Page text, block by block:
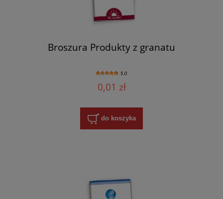
Broszura Produkty z granatu
5.0
0,01 zł
do koszyka